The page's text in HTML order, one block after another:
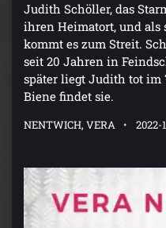
Judith Schöller, das
ihren Heimatort, und als
kommt es zum Streit.
seit 20 Jahren in
später liegt Judith tot im
Biene findet sie.
NENTWICH, VERA 2022-